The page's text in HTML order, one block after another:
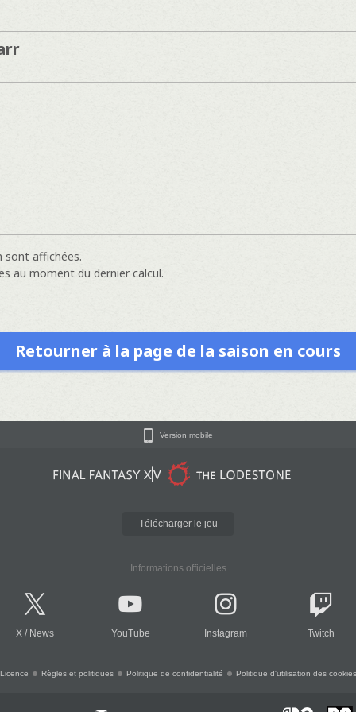
sont affichées.
au moment du dernier calcul.
Retourner à la page de la saison en cours
Version mobile
Télécharger le jeu
Informations officielles
X / News YouTube Instagram Twitch
Licence Règles et politiques Politique de confidentialité Politique d'utilisation des cookies